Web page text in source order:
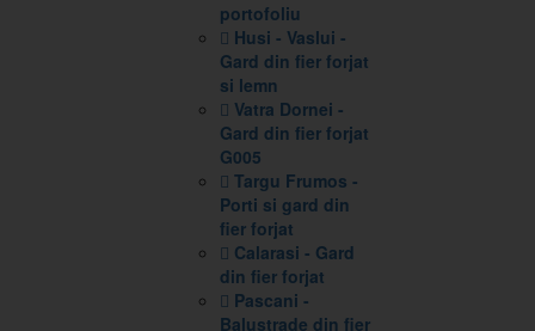
portofoliu
Husi - Vaslui -
Gard din fier forjat
si lemn
Vatra Dornei -
Gard din fier forjat
G005
Targu Frumos -
Porti si gard din
fier forjat
Calarasi - Gard
din fier forjat
Pascani -
Balustrade din fier